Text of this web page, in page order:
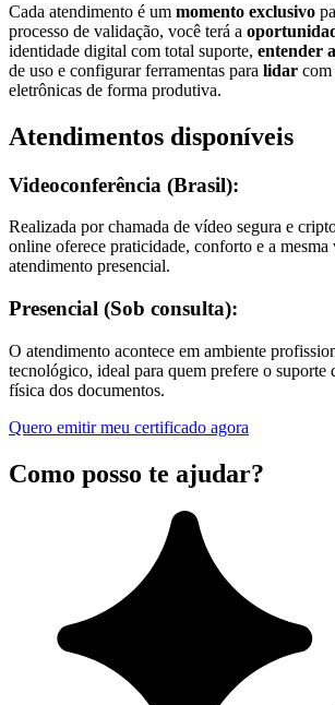
Cada atendimento é um momento exclusivo
processo de validação, você terá a
identidade digital com total suporte, entender
de uso e configurar ferramentas para lidar com
eletrônicas de forma produtiva.
Atendimentos disponíveis
Videoconferência (Brasil):
Realizada por chamada de vídeo segura e
online oferece praticidade, conforto e a
atendimento presencial.
Presencial (Sob consulta):
O atendimento acontece em ambiente
tecnológico, ideal para quem prefere o suporte
física dos documentos.
Quero emitir meu certificado agora
Como posso te ajudar?